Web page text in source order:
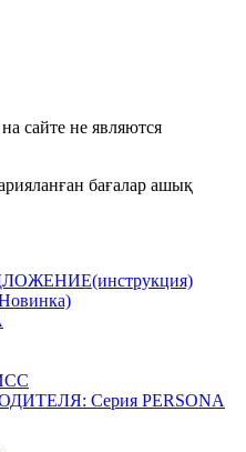
сайте не являются
бағалар ашық
Серия PERSONA